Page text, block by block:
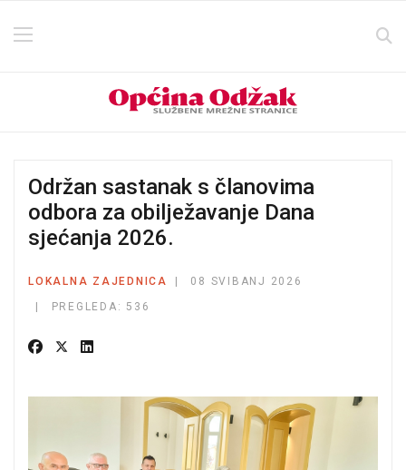
Održan sastanak s članovima
odbora za obilježavanje Dana
sjećanja 2026.
LOKALNA ZAJEDNICA
08 SVIBANJ 2026
PREGLEDA: 536